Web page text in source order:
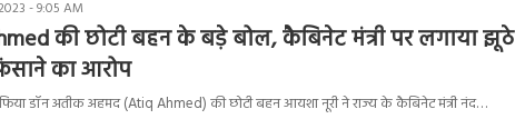
- 9:05 AM
की छोटी बहन के बड़े बोल, कैबिनेट मंत्री पर लगाया झूठे
का आरोप
डॉन अतीक अहमद (Atiq Ahmed) की छोटी बहन आयशा नूरी ने राज्य के कैबिनेट मंत्री नंद…